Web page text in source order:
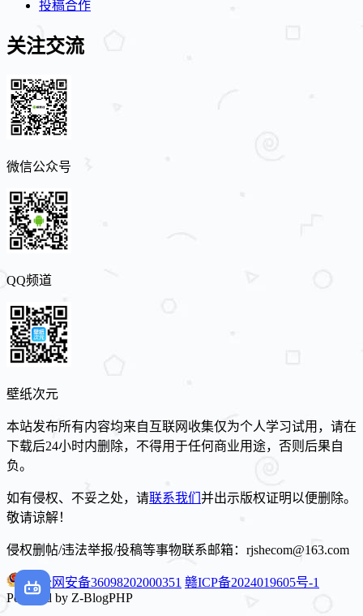
投稿合作
关注交流
微信公众号
QQ频道
壁纸次元
本站发布所有内容均来自互联网收集仅为个人学习试用，请在
下载后24小时内删除，不得用于任何商业用途，否则后果自
负。
如有侵权、不妥之处，请联系我们 并出示版权证明以便删除。
敬请谅解！
侵权删帖/违法举报/投稿等事物联系邮箱：rjshecom@163.com
赣公网安备36098202000351 赣ICP备2024019605号-1
Powered by Z-BlogPHP